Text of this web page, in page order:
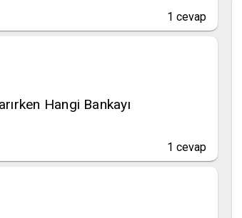
1 cevap
Hangi Bankayı
1 cevap